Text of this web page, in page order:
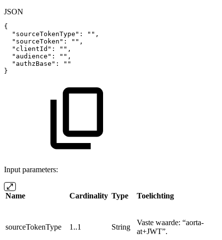
JSON
{
"sourceTokenType" : "" ,
"sourceToken" : "" ,
"clientId" : "" ,
"audience" : "" ,
"authzBase" :
""
}
Input parameters:
Name Cardinality Type Toelichting
sourceTokenType 1..1 String
Vaste waarde: “aorta-
at+JWT”.